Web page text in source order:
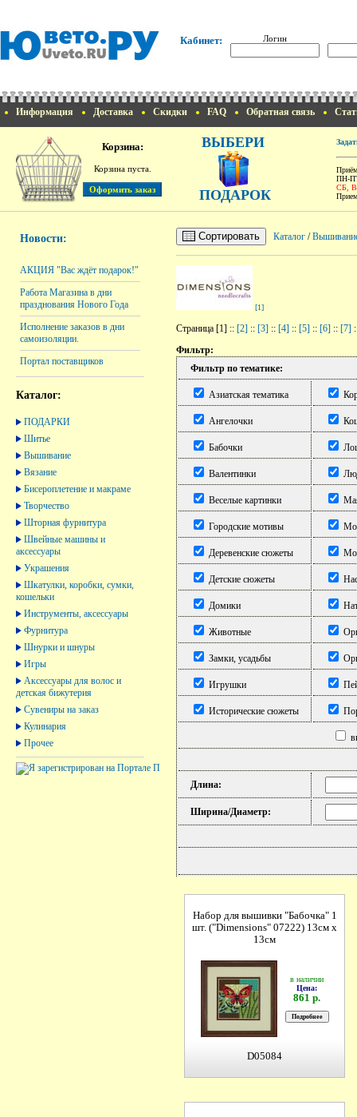
Кабинет: Логин
Информация Доставка Скидки FAQ Обратная связь
Корзина:
Корзина пуста.
ВЫБЕРИ
ПОДАРОК
ПН-
СБ,
Новости:
АКЦИЯ "Вас ждёт подарок!"
Работа Магазина в дни
празднования Нового Года
Исполнение заказов в дни
самоизоляции.
Портал поставщиков
Каталог:
ПОДАРКИ
Шитье
Вышивание
Вязание
Бисероплетение и макраме
Творчество
Шторная фурнитура
Швейные машины и
аксессуары
Украшения
Шкатулки, коробки, сумки,
кошельки
Инструменты, аксессуары
Фурнитура
Шнурки и шнуры
Игры
Аксессуары для волос и
детская бижутерия
Сувениры на заказ
Кулинария
Прочее
Сортировать Каталог /
[1]
Страница [1] :: [2] :: [3] :: [4] :: [5] :: [6] :: [7]
Фильтр:
Фильтр по тематике:
Азиатская тематика
Ангелочки
Бабочки
Валентинки
Веселые картинки
Городские мотивы
Деревенские сюжеты
Детские сюжеты
Домики
Животные
Замки, усадьбы
Игрушки
Исторические сюжеты
Длина:
Ширина/Диаметр:
Набор для вышивки "Бабочка" 1
шт. ("Dimensions" 07222) 13см х
13см
в наличии
Цена:
861 р.
D05084